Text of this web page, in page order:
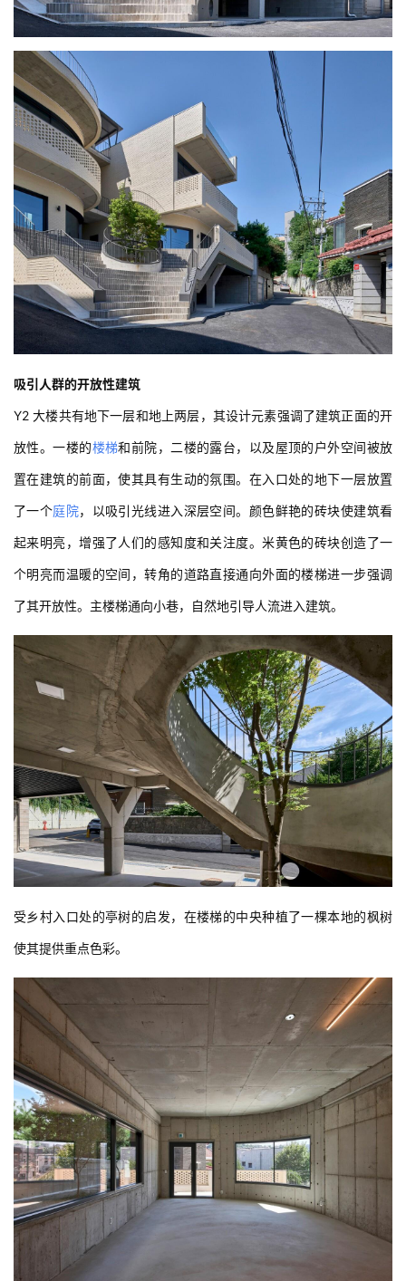
吸引人群的开放性建筑
Y2 大楼共有地下一层和地上两层，其设计元素强调了建筑正面的开
放性。一楼的楼梯和前院，二楼的露台，以及屋顶的户外空间被放
置在建筑的前面，使其具有生动的氛围。在入口处的地下一层放置
了一个庭院，以吸引光线进入深层空间。颜色鲜艳的砖块使建筑看
起来明亮，增强了人们的感知度和关注度。米黄色的砖块创造了一
个明亮而温暖的空间，转角的道路直接通向外面的楼梯进一步强调
了其开放性。主楼梯通向小巷，自然地引导人流进入建筑。
受乡村入口处的亭树的启发，在楼梯的中央种植了一棵本地的枫树
使其提供重点色彩。